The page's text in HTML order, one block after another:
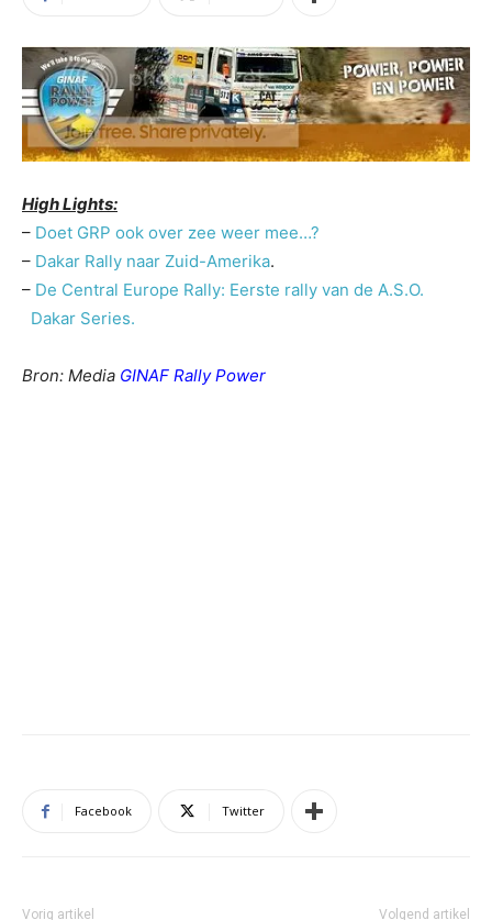
High Lights:
– Doet GRP ook over zee weer mee…?
– Dakar Rally naar Zuid-Amerika.
– De Central Europe Rally: Eerste rally van de A.S.O.
Dakar Series.
Bron: Media GINAF Rally Power
Facebook Twitter
Vorig artikel Volgend artikel